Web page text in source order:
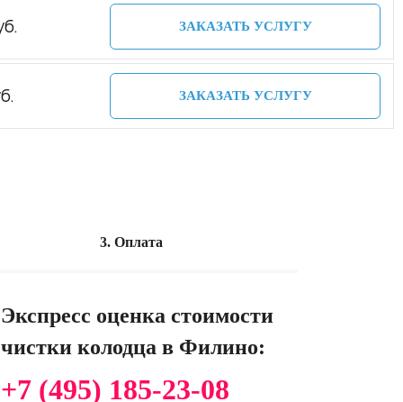
ЗАКАЗАТЬ УСЛУГУ
ЗАКАЗАТЬ УСЛУГУ
3. Оплата
Экспресс оценка стоимости
чистки колодца в Филино:
+7 (495) 185-23-08